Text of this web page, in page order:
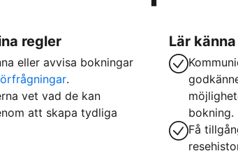
regler
eller avvisa bokningar
.
vet vad de kan
att skapa tydliga
Lär
bokning.
Få